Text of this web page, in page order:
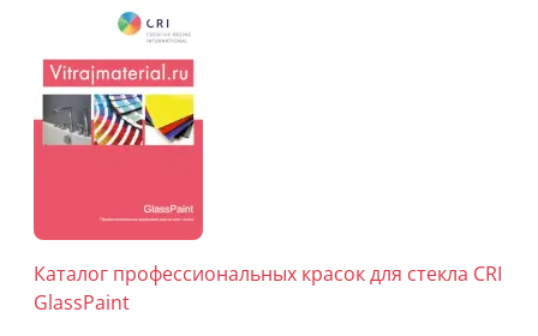
Каталог профессиональных красок для стекла CRI
GlassPaint